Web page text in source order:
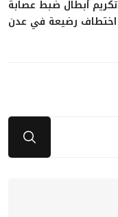
تكريم أبطال ضبط عصابة
اختطاف رضيعة في عدن